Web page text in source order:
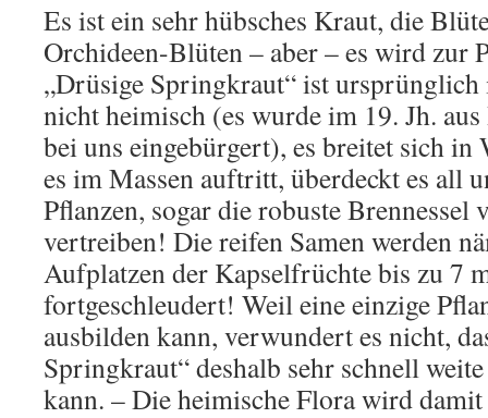
Es ist ein sehr hübsches Kraut, die
Orchideen-Blüten – aber – es wird zur
„Drüsige Springkraut“ ist ursprünglich
nicht heimisch (es wurde im 19. Jh.
bei uns eingebürgert), es breitet sich in
es im Massen auftritt, überdeckt es all
Pflanzen, sogar die robuste Brennessel
vertreiben! Die reifen Samen werden
Aufplatzen der Kapselfrüchte bis zu 7
fortgeschleudert! Weil eine einzige
ausbilden kann, verwundert es nicht,
Springkraut“ deshalb sehr schnell
kann. – Die heimische Flora wird